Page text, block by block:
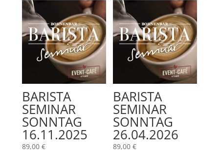
BARISTA
SEMINAR
SONNTAG
16.11.2025
89,00 €
BARISTA
SEMINAR
SONNTAG
26.04.2026
89,00€